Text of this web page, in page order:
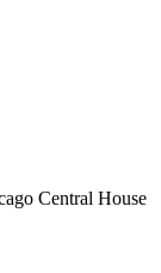
Central House